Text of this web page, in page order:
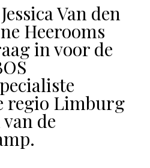
Van den
Heerooms
in voor de
regio Limburg
de